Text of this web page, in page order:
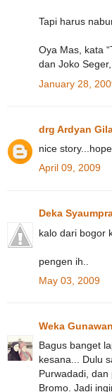
Tapi harus
Oya Mas, kata
dan Joko
January 28,
drg Ardyan
nice
April 09, 2009
Deka
kalo dari bogor
pengen ih..
May 03, 2009
Weka
Bagus banget
kesana... Dulu
Purwadadi,
Bromo. Jadi